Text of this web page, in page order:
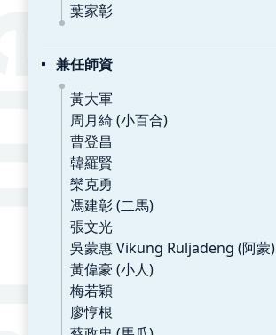
葉家彰
兼任師資
黃大軍
周月綺 (小百合)
曹登昌
韓羅賢
欒克勇
馮建彰 (二馬)
張文光
吳蒙惠 Vikung Ruljadeng (阿蒙)
黃偉豪 (小人)
梅若穎
廖惇根